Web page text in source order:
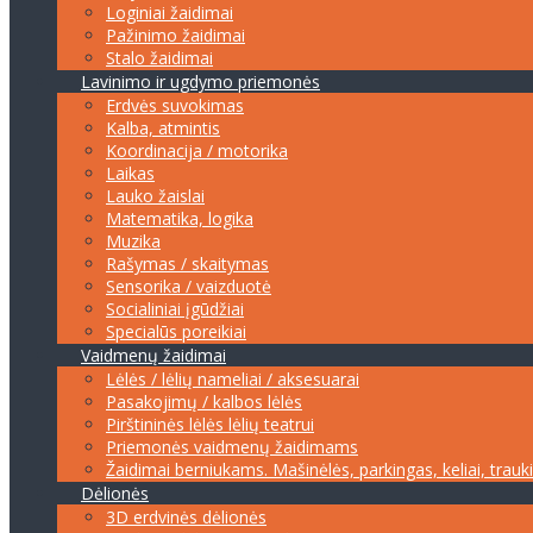
Loginiai žaidimai
Pažinimo žaidimai
Stalo žaidimai
Lavinimo ir ugdymo priemonės
Erdvės suvokimas
Kalba, atmintis
Koordinacija / motorika
Laikas
Lauko žaislai
Matematika, logika
Muzika
Rašymas / skaitymas
Sensorika / vaizduotė
Socialiniai įgūdžiai
Specialūs poreikiai
Vaidmenų žaidimai
Lėlės / lėlių nameliai / aksesuarai
Pasakojimų / kalbos lėlės
Pirštininės lėlės lėlių teatrui
Priemonės vaidmenų žaidimams
Žaidimai berniukams. Mašinėlės, parkingas, keliai,
Dėlionės
3D erdvinės dėlionės